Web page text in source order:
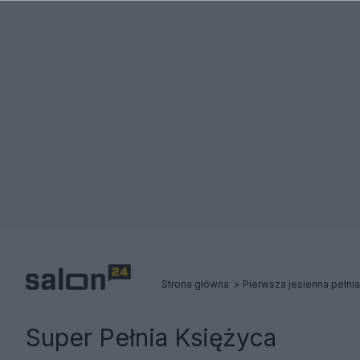
Strona główna Pierwsza jesienna
Super Pełnia Księżyca